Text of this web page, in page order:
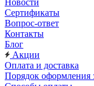
Новости
Сертификаты
Вопрос-ответ
Контакты
Блог
Акции
Оплата и доставка
Порядок оформления